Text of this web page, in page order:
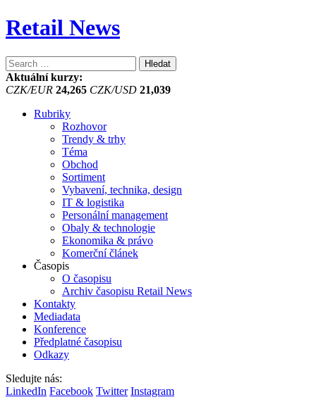
Retail News
Vyhledávání
Aktuální kurzy:
CZK/EUR 24,265 CZK/USD 21,039
Rubriky
Rozhovor
Trendy & trhy
Téma
Obchod
Sortiment
Vybavení, technika, design
IT & logistika
Personální management
Obaly & technologie
Ekonomika & právo
Komerční článek
Časopis
O časopisu
Archiv časopisu Retail News
Kontakty
Mediadata
Konference
Předplatné časopisu
Odkazy
Sledujte nás:
LinkedIn Facebook Twitter Instagram